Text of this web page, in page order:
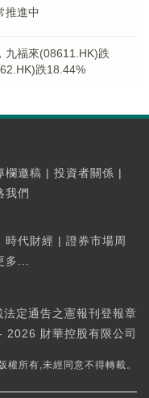
推進中
九福來(08611.HK)跌
跌18.44%
欄邀稿 | 投資者關係 |
我們
時代財經 | 證券市場周
多...
定通告之憲報刊登報章
財華控股有限公司
權所有,未經同意不得轉載。